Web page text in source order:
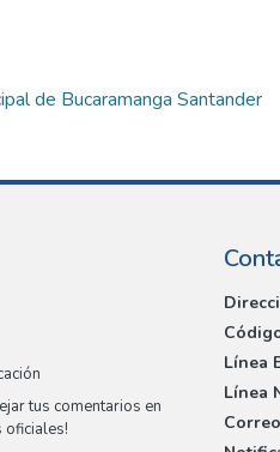
de Bucaramanga Santander
tus comentarios en
oficiales!
Línea
Línea